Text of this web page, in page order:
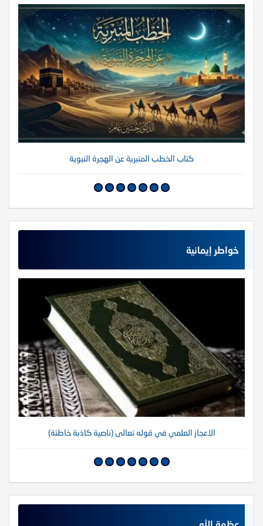
كتاب الخطب المنبرية عن الهجرة النبوية
خواطر إيمانية
الاعجاز العلمي في قوله تعالى (ناصية كاذبة خاطئة)
عظمة الله